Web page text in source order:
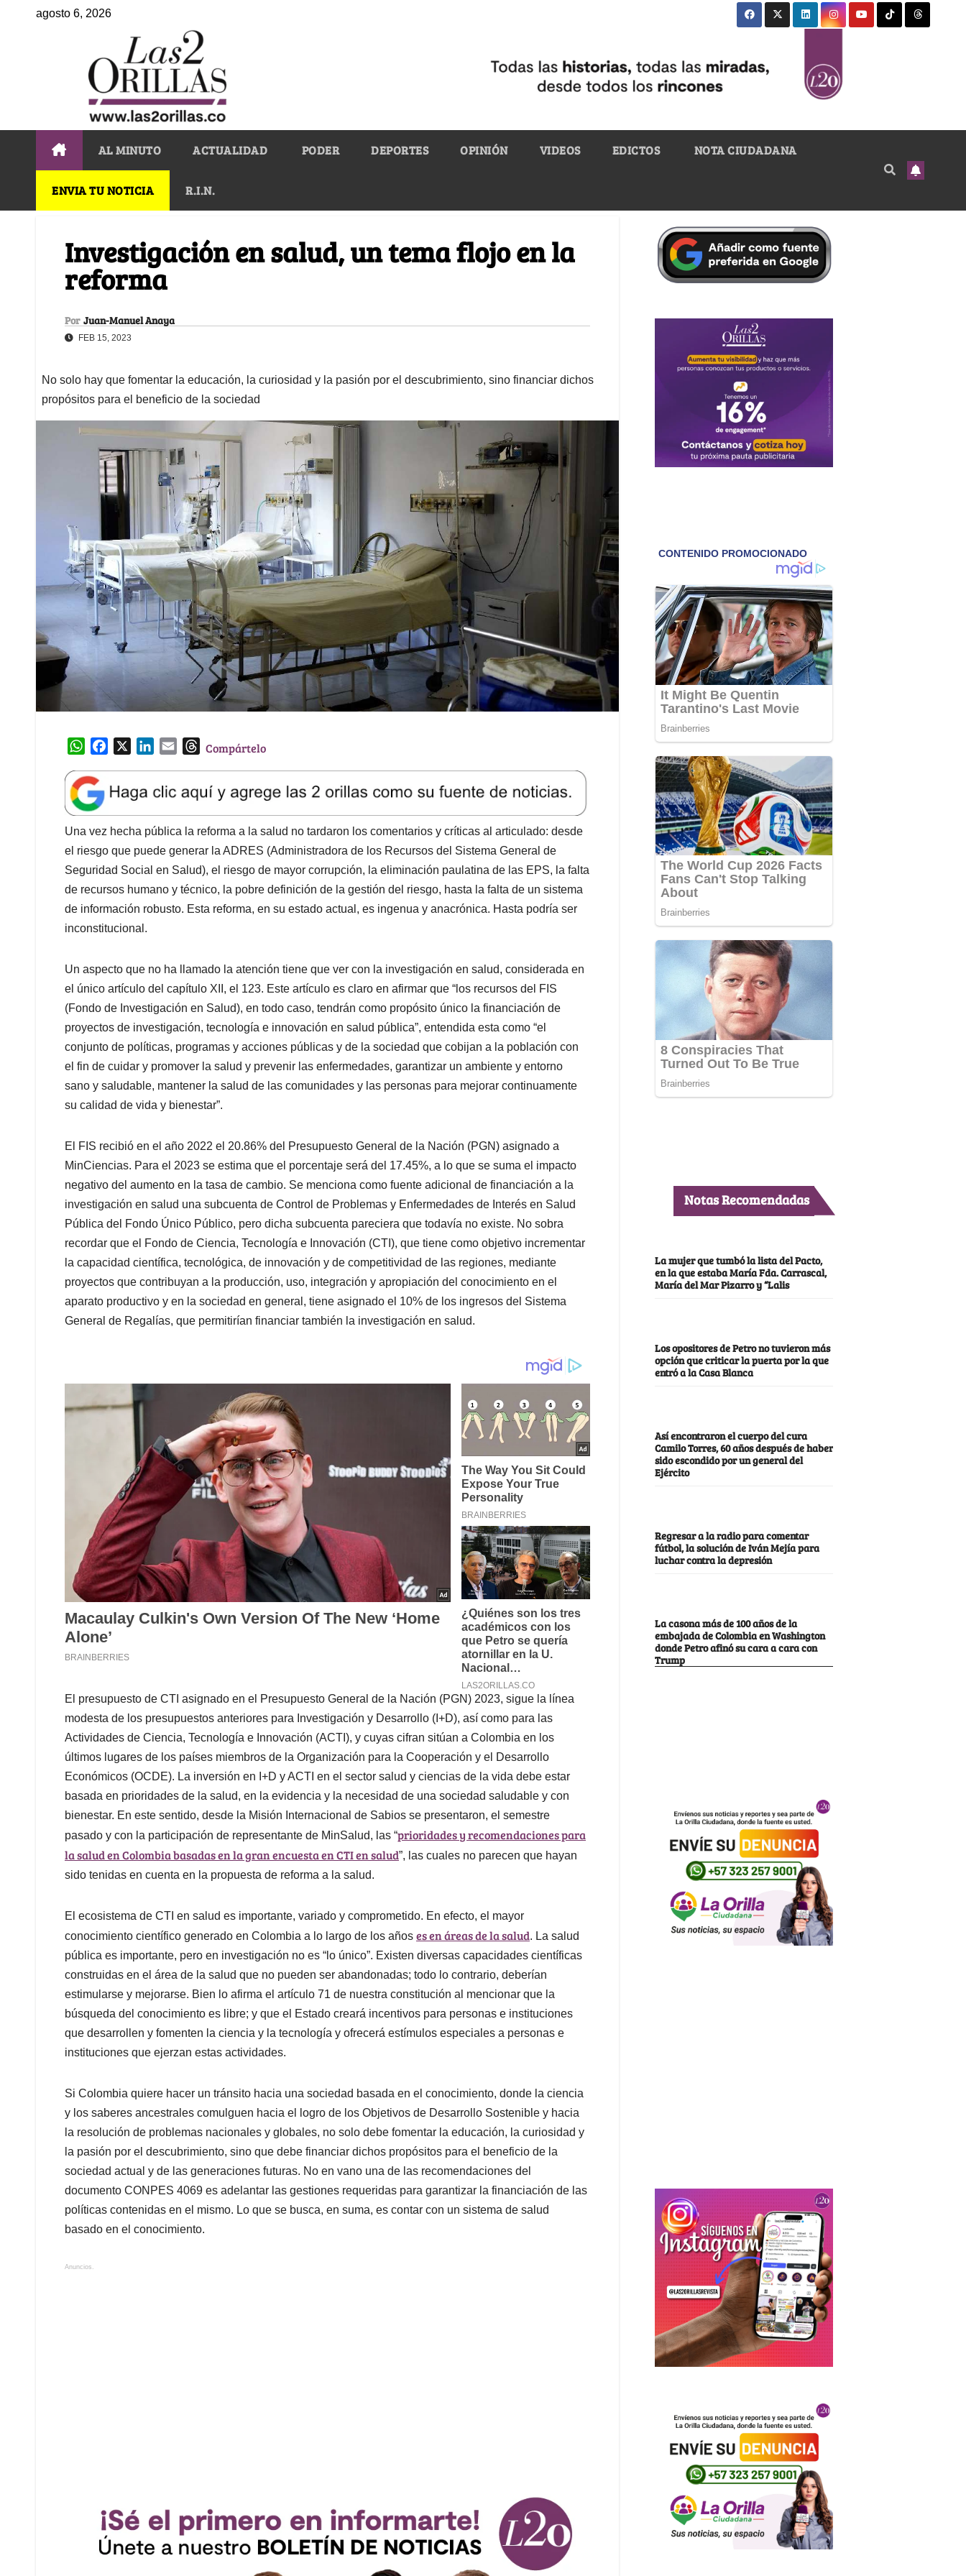
agosto 6, 2026
AL MINUTO ACTUALIDAD PODER DEPORTES OPINIÓN VIDEOS EDICTOS NOTA CIUDADANA
ENVIA TU NOTICIA R.I.N.
Investigación en salud, un tema flojo en la
reforma
Por Juan-Manuel Anaya
FEB 15, 2023
No solo hay que fomentar la educación, la curiosidad y la pasión por el descubrimiento, sino financiar dichos
propósitos para el beneficio de la sociedad
W
a
t
s
A
p
p
e
b
o
o
k
k
e
d
I
n
l
T
e
a
d
s
Compártelo
Una vez hecha pública la reforma a la salud no tardaron los comentarios y críticas al articulado: desde
el riesgo que puede generar la ADRES (Administradora de los Recursos del Sistema General de
Seguridad Social en Salud), el riesgo de mayor corrupción, la eliminación paulatina de las EPS, la falta
de recursos humano y técnico, la pobre definición de la gestión del riesgo, hasta la falta de un sistema
de información robusto. Esta reforma, en su estado actual, es ingenua y anacrónica. Hasta podría ser
inconstitucional.
Un aspecto que no ha llamado la atención tiene que ver con la investigación en salud, considerada en
el único artículo del capítulo XII, el 123. Este artículo es claro en afirmar que “los recursos del FIS
(Fondo de Investigación en Salud), en todo caso, tendrán como propósito único la financiación de
proyectos de investigación, tecnología e innovación en salud pública”, entendida esta como “el
conjunto de políticas, programas y acciones públicas y de la sociedad que cobijan a la población con
el fin de cuidar y promover la salud y prevenir las enfermedades, garantizar un ambiente y entorno
sano y saludable, mantener la salud de las comunidades y las personas para mejorar continuamente
su calidad de vida y bienestar”.
El FIS recibió en el año 2022 el 20.86% del Presupuesto General de la Nación (PGN) asignado a
MinCiencias. Para el 2023 se estima que el porcentaje será del 17.45%, a lo que se suma el impacto
negativo del aumento en la tasa de cambio. Se menciona como fuente adicional de financiación a la
investigación en salud una subcuenta de Control de Problemas y Enfermedades de Interés en Salud
Pública del Fondo Único Público, pero dicha subcuenta pareciera que todavía no existe. No sobra
recordar que el Fondo de Ciencia, Tecnología e Innovación (CTI), que tiene como objetivo incrementar
la capacidad científica, tecnológica, de innovación y de competitividad de las regiones, mediante
proyectos que contribuyan a la producción, uso, integración y apropiación del conocimiento en el
aparato productivo y en la sociedad en general, tiene asignado el 10% de los ingresos del Sistema
General de Regalías, que permitirían financiar también la investigación en salud.
El presupuesto de CTI asignado en el Presupuesto General de la Nación (PGN) 2023, sigue la línea
modesta de los presupuestos anteriores para Investigación y Desarrollo (I+D), así como para las
Actividades de Ciencia, Tecnología e Innovación (ACTI), y cuyas cifran sitúan a Colombia en los
últimos lugares de los países miembros de la Organización para la Cooperación y el Desarrollo
Económicos (OCDE). La inversión en I+D y ACTI en el sector salud y ciencias de la vida debe estar
basada en prioridades de la salud, en la evidencia y la necesidad de una sociedad saludable y con
bienestar. En este sentido, desde la Misión Internacional de Sabios se presentaron, el semestre
pasado y con la participación de representante de MinSalud, las “prioridades y recomendaciones para
la salud en Colombia basadas en la gran encuesta en CTI en salud”, las cuales no parecen que hayan
sido tenidas en cuenta en la propuesta de reforma a la salud.
El ecosistema de CTI en salud es importante, variado y comprometido. En efecto, el mayor
conocimiento científico generado en Colombia a lo largo de los años es en áreas de la salud. La salud
pública es importante, pero en investigación no es “lo único”. Existen diversas capacidades científicas
construidas en el área de la salud que no pueden ser abandonadas; todo lo contrario, deberían
estimularse y mejorarse. Bien lo afirma el artículo 71 de nuestra constitución al mencionar que la
búsqueda del conocimiento es libre; y que el Estado creará incentivos para personas e instituciones
que desarrollen y fomenten la ciencia y la tecnología y ofrecerá estímulos especiales a personas e
instituciones que ejerzan estas actividades.
Si Colombia quiere hacer un tránsito hacia una sociedad basada en el conocimiento, donde la ciencia
y los saberes ancestrales comulguen hacia el logro de los Objetivos de Desarrollo Sostenible y hacia
la resolución de problemas nacionales y globales, no solo debe fomentar la educación, la curiosidad y
la pasión por el descubrimiento, sino que debe financiar dichos propósitos para el beneficio de la
sociedad actual y de las generaciones futuras. No en vano una de las recomendaciones del
documento CONPES 4069 es adelantar las gestiones requeridas para garantizar la financiación de las
políticas contenidas en el mismo. Lo que se busca, en suma, es contar con un sistema de salud
basado en el conocimiento.
Anuncios.
Notas Recomendadas
La mujer que tumbó la lista del Pacto,
en la que estaba María Fda. Carrascal,
María del Mar Pizarro y “Lalis
Los opositores de Petro no tuvieron más
opción que criticar la puerta por la que
entró a la Casa Blanca
Así encontraron el cuerpo del cura
Camilo Torres, 60 años después de haber
sido escondido por un general del
Ejército
Regresar a la radio para comentar
fútbol, la solución de Iván Mejía para
luchar contra la depresión
La casona más de 100 años de la
embajada de Colombia en Washington
donde Petro afinó su cara a cara con
Trump